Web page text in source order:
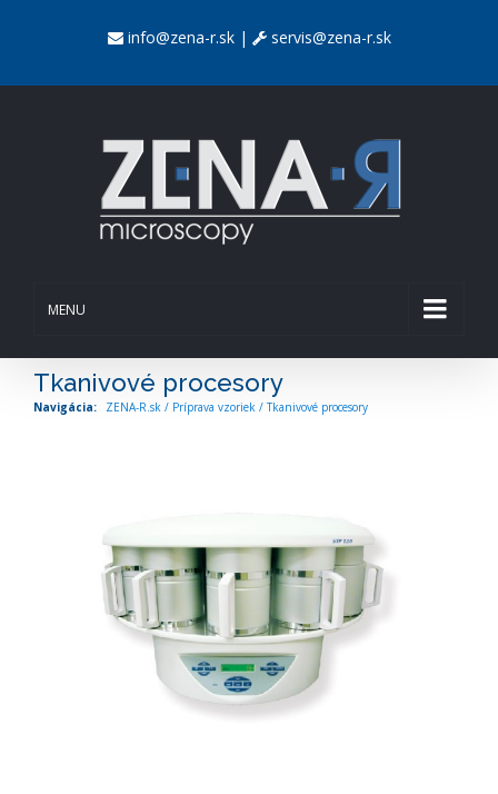
info@zena-r.sk| servis@zena-r.sk
MENU
Tkanivové procesory
ZENA-R.sk / Príprava vzoriek / Tkanivové procesory